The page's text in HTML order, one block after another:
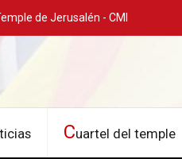
de Jerusalén - CMI
Cuartel del temple